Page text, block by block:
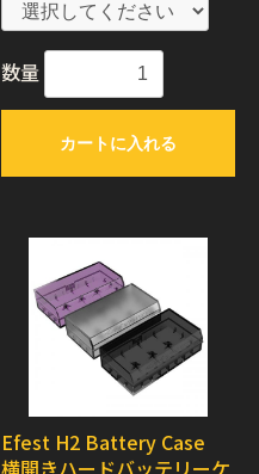
数量
カートに入れる
Efest H2 Battery Case
横開きハードバッテリーケ